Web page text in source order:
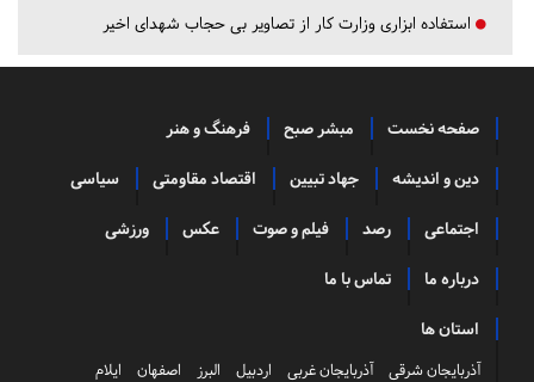
استفاده ابزاری وزارت کار از تصاویر بی حجاب شهدای اخیر
صفحه نخست مبشر صبح فرهنگ و هنر
دین و اندیشه جهاد تبیین اقتصاد مقاومتی سیاسی
اجتماعی رصد فیلم و صوت عکس ورزشی
درباره ما تماس با ما
استان ها
آذربایجان شرقی آذربایجان غربی اردبیل البرز اصفهان
ایلام